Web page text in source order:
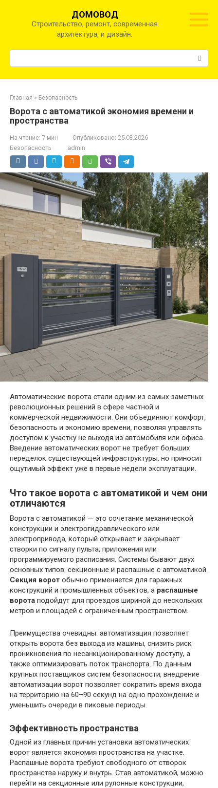
ДОМОВОД
Строительство, ремонт, современная
архитектура, и дизайн.
Главная » Безопасность
Ворота с автоматикой экономия времени и
пространства
На чтение: 7 мин Опубликовано: 25.03.2026
Безопасность
admin
Автоматические ворота стали одним из самых заметных
революционных решений в сфере частной и
коммерческой недвижимости. Они объединяют комфорт,
безопасность и экономию времени, позволяя управлять
доступом к участку не выходя из автомобиля или офиса.
Введение автоматических ворот не требует больших
переделок существующей инфраструктуры, но приносит
ощутимый эффект уже в первые недели эксплуатации.
Что такое ворота с автоматикой и чем они
отличаются
Ворота с автоматикой — это сочетание механической
конструкции и электрогидравлического или
электропривода, который открывает и закрывает
створки по сигналу пульта, приложения или
программируемого расписания. Системы бывают двух
основных типов: секционные и распашные с автоматикой.
Секция ворот обычно применяется для гаражных
конструкций и промышленных объектов, а распашные
ворота подойдут для проездов шириной до нескольких
метров и площадей с ограниченным пространством.
Преимущества очевидны: автоматизация позволяет
открыть ворота без выхода из машины, снизить риск
проникновения по несанкционированному доступу, а
также оптимизировать поток транспорта. По данным
крупных поставщиков систем безопасности, внедрение
автоматизации ворот позволяет сократить время входа
на территорию на 60–90 секунд на одно прохождение и
уменьшить очереди в пиковые периоды.
Эффективность пространства
Одной из главных причин установки автоматических
ворот является экономия пространства на участке.
Распашные ворота требуют свободного от створок
пространства наружу и внутрь. Став автоматикой, можно
перейти на секционные или рулонные конструкции,